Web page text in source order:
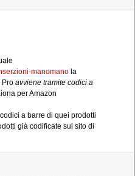
manomano la
Pro avviene tramite codici a
per Amazon
a barre di quei prodotti
già codificate sul sito di